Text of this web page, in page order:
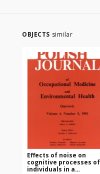
OBJECTS similar
Effects of noise on
cognitive processes of
individuals in a